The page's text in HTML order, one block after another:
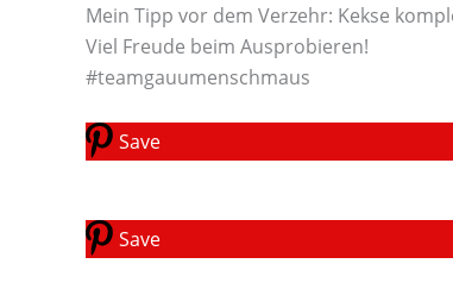
Mein Tipp vor dem Verzehr: Kekse
Viel Freude beim Ausprobieren!
#teamgauumenschmaus
Save
Save